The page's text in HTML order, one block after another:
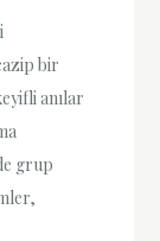
bir
anılar
grup